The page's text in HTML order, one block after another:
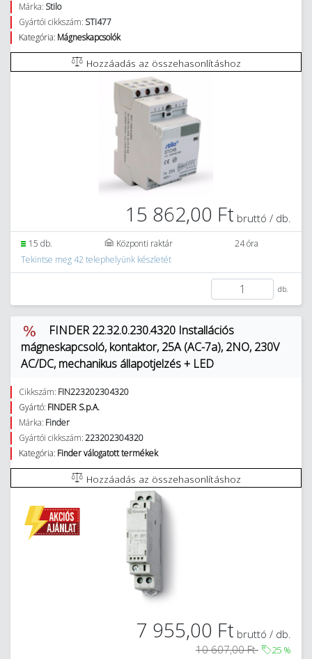
Márka: Stilo
Gyártói cikkszám: STI477
Kategória: Mágneskapcsolók
Hozzáadás az összehasonlításhoz
15 862,00 Ft bruttó / db.
15 db. Központi raktár
24 óra
Tekintse meg 42 telephelyünk készletét
db.
FINDER 22.32.0.230.4320 Installációs
mágneskapcsoló, kontaktor, 25A (AC-7a), 2NO, 230V
AC/DC, mechanikus állapotjelzés + LED
Cikkszám: FIN223202304320
Gyártó: FINDER S.p.A.
Márka: Finder
Gyártói cikkszám:223202304320
Kategória: Finder válogatott termékek
Hozzáadás az összehasonlításhoz
7 955,00 Ft bruttó / db.
10 607,00 Ft
25 %